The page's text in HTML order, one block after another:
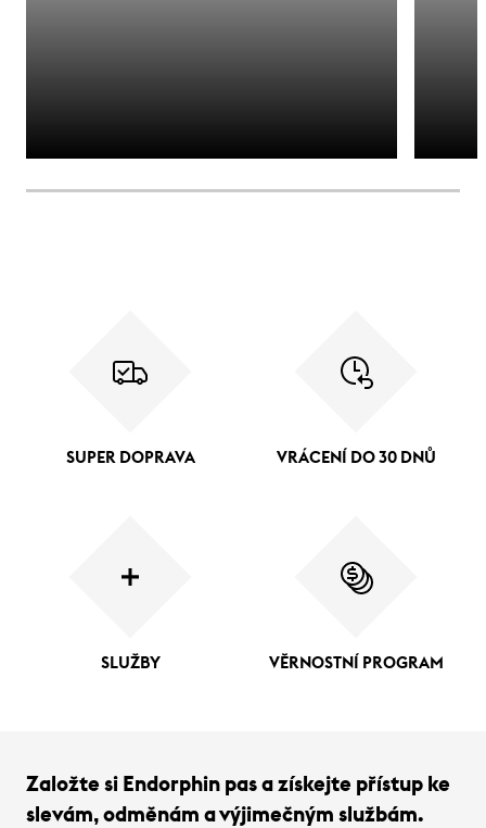
SUPER DOPRAVA VRÁCENÍ DO 30 DNŮ
SLUŽBY VĚRNOSTNÍ PROGRAM
Založte si Endorphin pas a získejte přístup ke
slevám, odměnám a výjimečným službám.